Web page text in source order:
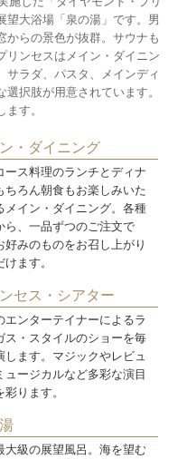
望大浴場「泉の湯」です。男
からの景色が抜群。サウナも
リンセスはメイン・ダイニン
サラダ、パスタ、メインディ
択肢が用意されています。
す。
・ダイニング
ース料理のランチとディナ
ちろん朝食もお楽しみいた
メイン・ダイニング。各種
ら、一品ずつのご注文で
好みのものをお召し上がり
けます。
セス・シアター
エンターテイナーによるラ
ス・スタイルのショーを毎
します。マジックやレビュ
ュージカルなど多彩な演目
彩ります。
大級の展望風呂。海を望む